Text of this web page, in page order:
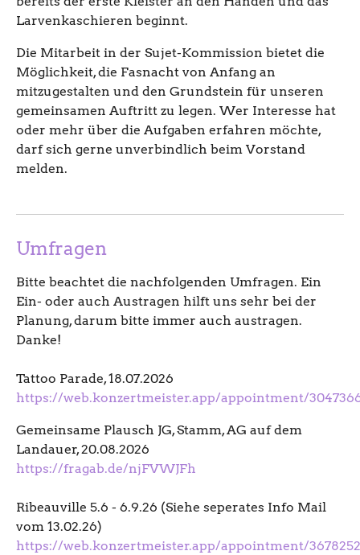
Larvenkaschieren beginnt.
Die Mitarbeit in der Sujet-Kommission bietet die
Möglichkeit, die Fasnacht von Anfang an
mitzugestalten und den Grundstein für unseren
gemeinsamen Auftritt zu legen. Wer Interesse hat
oder mehr über die Aufgaben erfahren möchte,
darf sich gerne unverbindlich beim Vorstand
melden.
Umfragen
Bitte beachtet die nachfolgenden Umfragen. Ein
Ein- oder auch Austragen hilft uns sehr bei der
Planung, darum bitte immer auch austragen.
Danke!
Tattoo Parade, 18.07.2026
https://web.konzertmeister.app/appointment/
Gemeinsame Plausch JG, Stamm, AG auf dem
Landauer, 20.08.2026
https://fragab.de/njFVWJFh
Ribeauville 5.6 - 6.9.26 (Siehe seperates Info Mail
vom 13.02.26)
https://web.konzertmeister.app/appointment/3678252